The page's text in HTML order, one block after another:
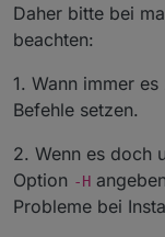
Daher bitte bei
beachten:
1. Wann immer
Befehle setzen.
2. Wenn es doch
Option -H
Probleme bei